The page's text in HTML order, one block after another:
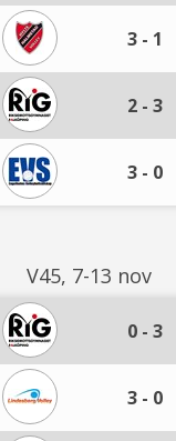
3 - 1
2 - 3
3 - 0
V45, 7-13 nov
0 - 3
3 - 0